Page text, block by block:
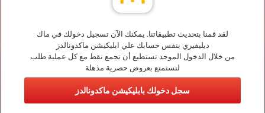
لقد قمنا بتحديث تطبيقاتنا. يمكنك الآن تسجيل دخولك في ماك
ديليفيري بنفس حسابك علي ابليكيشن ماكدونالدز
من خلال الدخول الموحد تستطيع أن تجمع نقط مع كل عملية طلب
لتستمتع بعروض حصرية مذهلة
سجل دخولك بابليكيشن ماكدونالدز